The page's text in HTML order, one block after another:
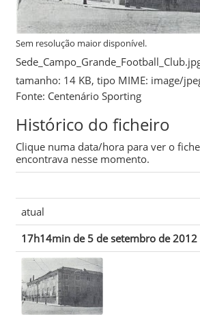
Sem resolução maior disponível.
tamanho: 14 KB, tipo MIME: image/
Fonte: Centenário Sporting
Histórico do ficheiro
Clique numa data/hora para ver o
encontrava nesse momento.
atual
17h14min de 5 de setembro de 2012